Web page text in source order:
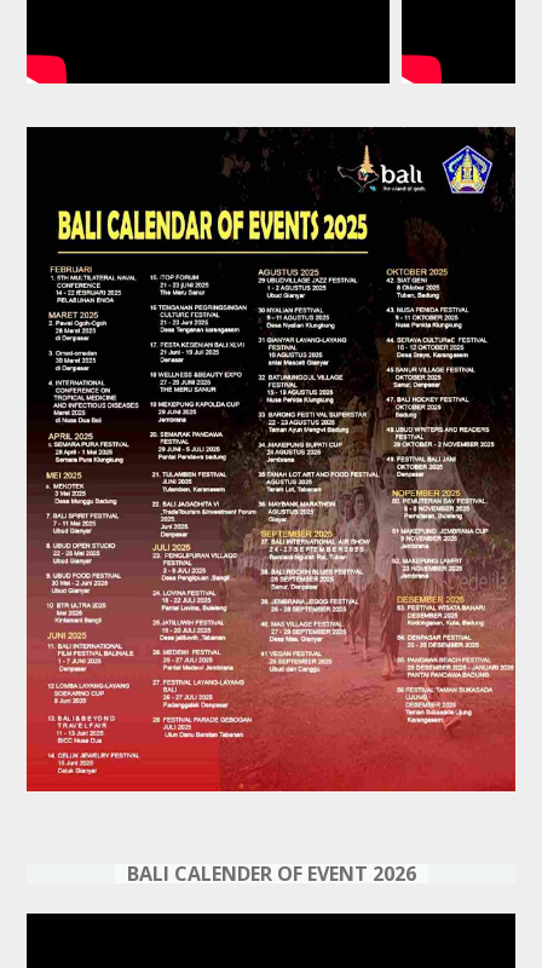
BALI CALENDER OF EVENT 2026